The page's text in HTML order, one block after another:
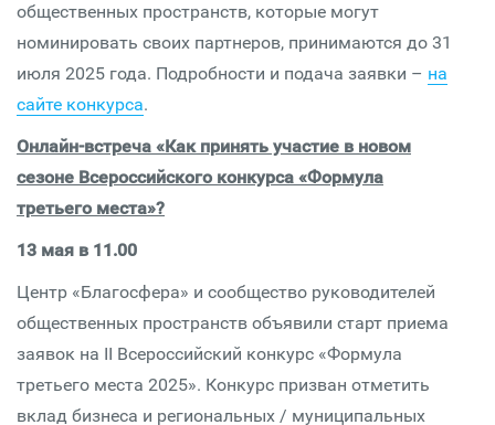
общественных пространств, которые могут
номинировать своих партнеров, принимаются до 31
июля 2025 года. Подробности и подача заявки – на
сайте конкурса.
Онлайн-встреча «Как принять участие в новом
сезоне Всероссийского конкурса «Формула
третьего места»?
13 мая в 11.00
Центр «Благосфера» и сообщество руководителей
общественных пространств объявили старт приема
заявок на II Всероссийский конкурс «Формула
третьего места 2025». Конкурс призван отметить
вклад бизнеса и региональных / муниципальных